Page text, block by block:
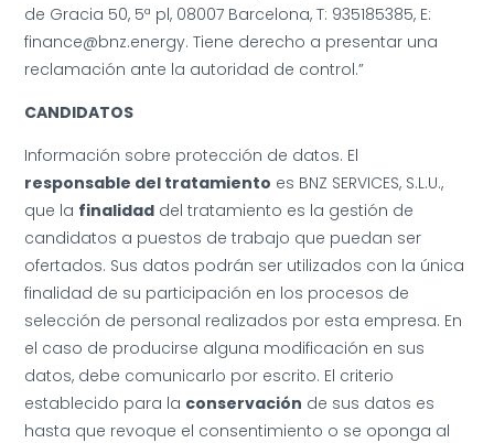
de Gracia 50, 5ª pl, 08007 Barcelona, T: 935185385, E:
finance@bnz.energy. Tiene derecho a presentar una
reclamación ante la autoridad de control.”
CANDIDATOS
Información sobre protección de datos. El
responsable del tratamiento es BNZ SERVICES, S.L.U.,
que la finalidad del tratamiento es la gestión de
candidatos a puestos de trabajo que puedan ser
ofertados. Sus datos podrán ser utilizados con la única
finalidad de su participación en los procesos de
selección de personal realizados por esta empresa. En
el caso de producirse alguna modificación en sus
datos, debe comunicarlo por escrito. El criterio
establecido para la conservación de sus datos es
hasta que revoque el consentimiento o se oponga al